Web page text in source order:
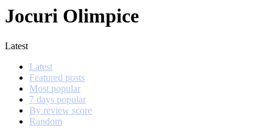
Jocuri Olimpice
Latest
Latest
Featured posts
Most popular
7 days popular
By review score
Random